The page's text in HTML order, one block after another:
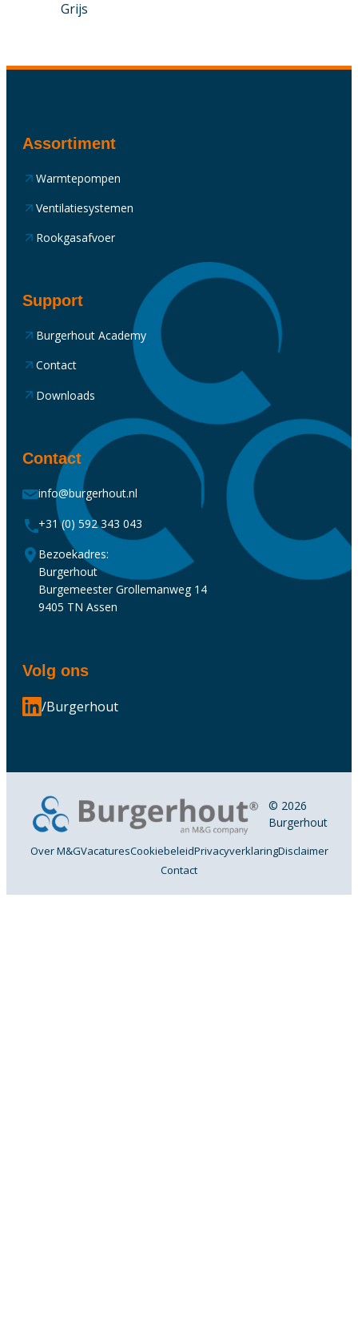
Grijs
Assortiment
Warmtepompen
Ventilatiesystemen
Rookgasafvoer
Support
Burgerhout Academy
Contact
Downloads
Contact
info@burgerhout.nl
+31 (0) 592 343 043
Bezoekadres:
Burgerhout
Burgemeester Grollemanweg 14
9405 TN Assen
Volg ons
/Burgerhout
© 2026
Burgerhout
Over M&GVacaturesCookiebeleidPrivacyverklaringDisclaimer
Contact